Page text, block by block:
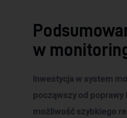
w
Inwestycja w system
począwszy od
możliwość szybkiego